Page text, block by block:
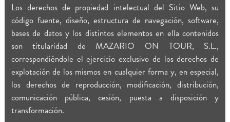
Los derechos de propiedad intelectual del Sitio Web, su
código fuente, diseño, estructura de navegación, software,
bases de datos y los distintos elementos en ella contenidos
son titularidad de MAZARIO ON TOUR, S.L.,
correspondiéndole el ejercicio exclusivo de los derechos de
explotación de los mismos en cualquier forma y, en especial,
los derechos de reproducción, modificación, distribución,
comunicación pública, cesión, puesta a disposición y
transformación.